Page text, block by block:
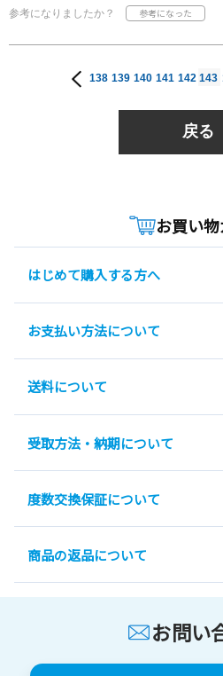
参考になりましたか？
138 139 140 141 142 143
戻る
お買い
はじめて購入する方へ
お支払い方法について
送料について
受取方法・納期について
度数交換保証について
商品の返品について
お問い